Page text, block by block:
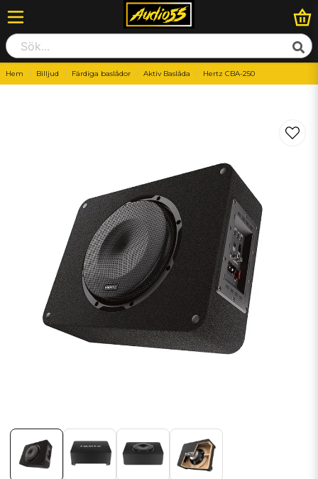
Hem Billjud Färdiga baslådor Aktiv Baslåda Hertz CBA-250